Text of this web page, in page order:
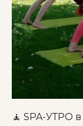
🧘 SPA-УТРО в